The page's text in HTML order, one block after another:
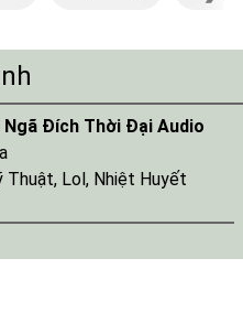
Ngã Đích Thời Đại Audio
Thuật, Lol, Nhiệt Huyết